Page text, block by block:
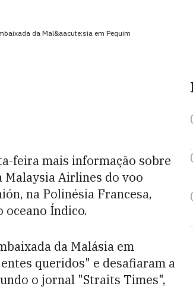
da Mal&aacute;sia em Pequim
feira mais informação sobre
Malaysia Airlines do voo
na Polinésia Francesa,
oceano Índico.
da Malásia em
queridos" e desafiaram a
o jornal "Straits Times",